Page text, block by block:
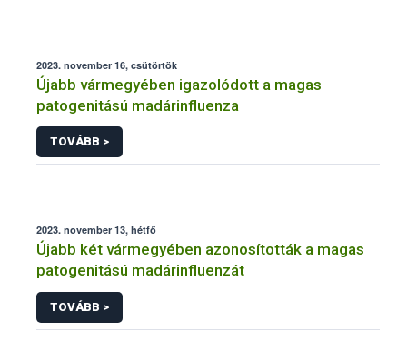
2023. november 16, csütörtök
Újabb vármegyében igazolódott a magas
patogenitású madárinfluenza
TOVÁBB >
2023. november 13, hétfő
Újabb két vármegyében azonosították a magas
patogenitású madárinfluenzát
TOVÁBB >